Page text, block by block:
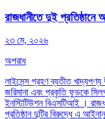
রাজধানীতে দুই প্রতিষ্ঠানে
২৩ মে, ২০২৬
অপরাধ
লাইসেন্স গ্রহণ ব্যতীত
জরিমানা এবং প্রকৃতি ফুডকে
ইনস্টিটিউশন বিএসটিআই ।
প্রতিষ্ঠান দুটির বিরুদ্ধে এ